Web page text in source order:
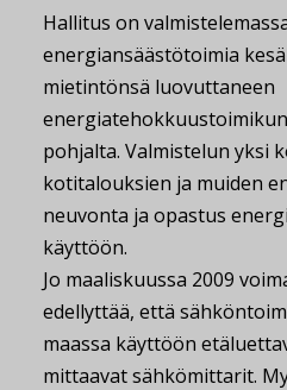
Hallitus on
energiansäästötoimia
mietintönsä luovuttaneen
pohjalta. Valmistelun yksi
kotitalouksien ja muiden
neuvonta ja opastus
käyttöön.
Jo maaliskuussa 2009
edellyttää, että
maassa käyttöön
mittaavat sähkömittarit.